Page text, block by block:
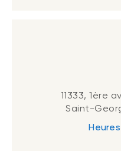
11333, 1ère
Saint-